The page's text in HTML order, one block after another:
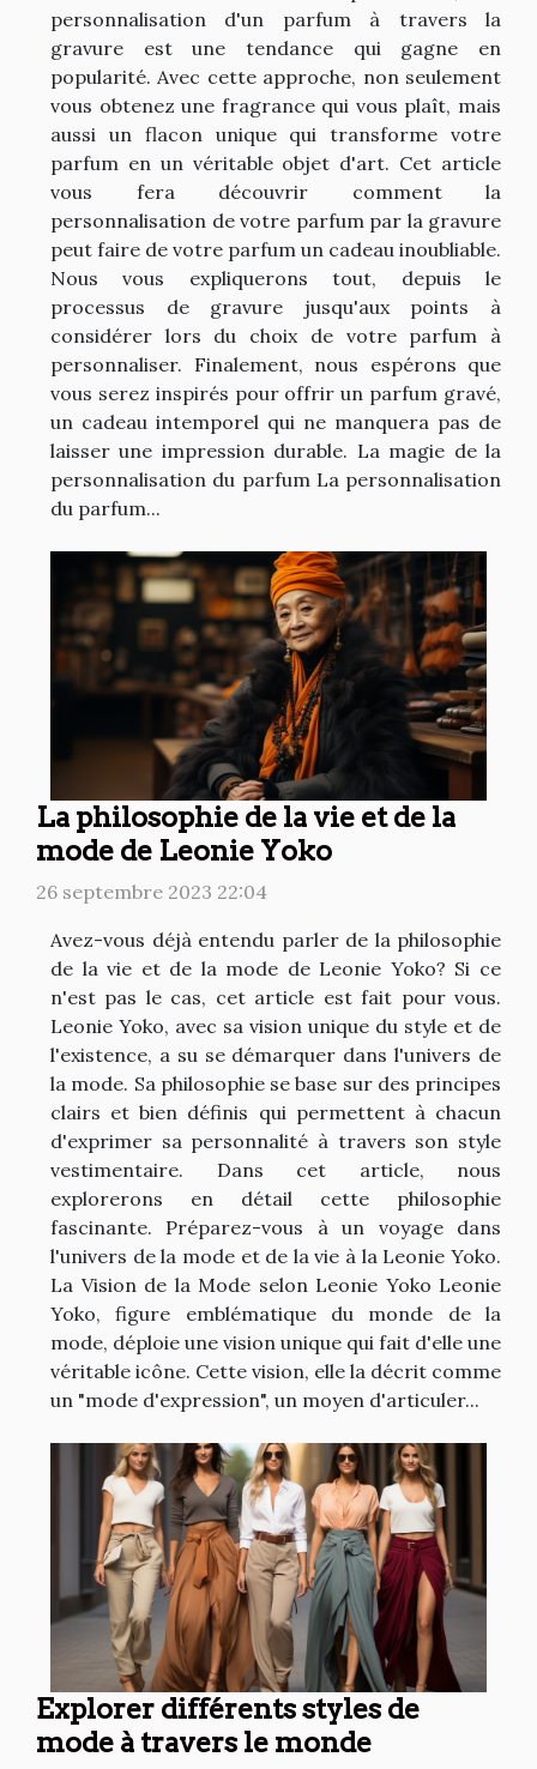
personnalisation d'un parfum à travers la
gravure est une tendance qui gagne en
popularité. Avec cette approche, non seulement
vous obtenez une fragrance qui vous plaît, mais
aussi un flacon unique qui transforme votre
parfum en un véritable objet d'art. Cet article
vous fera découvrir comment la
personnalisation de votre parfum par la gravure
peut faire de votre parfum un cadeau inoubliable.
Nous vous expliquerons tout, depuis le
processus de gravure jusqu'aux points à
considérer lors du choix de votre parfum à
personnaliser. Finalement, nous espérons que
vous serez inspirés pour offrir un parfum gravé,
un cadeau intemporel qui ne manquera pas de
laisser une impression durable. La magie de la
personnalisation du parfum La personnalisation
du parfum...
La philosophie de la vie et de la
mode de Leonie Yoko
26 septembre 2023 22:04
Avez-vous déjà entendu parler de la philosophie
de la vie et de la mode de Leonie Yoko? Si ce
n'est pas le cas, cet article est fait pour vous.
Leonie Yoko, avec sa vision unique du style et de
l'existence, a su se démarquer dans l'univers de
la mode. Sa philosophie se base sur des principes
clairs et bien définis qui permettent à chacun
d'exprimer sa personnalité à travers son style
vestimentaire. Dans cet article, nous
explorerons en détail cette philosophie
fascinante. Préparez-vous à un voyage dans
l'univers de la mode et de la vie à la Leonie Yoko.
La Vision de la Mode selon Leonie Yoko Leonie
Yoko, figure emblématique du monde de la
mode, déploie une vision unique qui fait d'elle une
véritable icône. Cette vision, elle la décrit comme
un "mode d'expression", un moyen d'articuler...
Explorer différents styles de
mode à travers le monde